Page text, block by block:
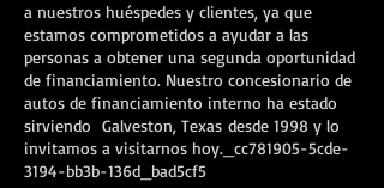
a nuestros huéspedes y clientes, ya que
estamos comprometidos a ayudar a las
personas a obtener una segunda oportunidad
de financiamiento. Nuestro concesionario de
autos de financiamiento interno ha estado
sirviendo Galveston, Texas desde 1998 y lo
invitamos a visitarnos hoy._cc781905-5cde-
3194-bb3b-136d_bad5cf5